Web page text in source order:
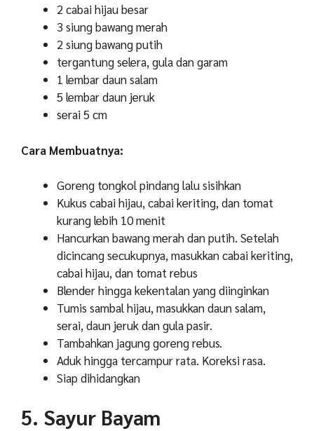
2 cabai hijau besar
3 siung bawang merah
2 siung bawang putih
tergantung selera, gula dan garam
1 lembar daun salam
5 lembar daun jeruk
serai 5 cm
Cara Membuatnya:
Goreng tongkol pindang lalu sisihkan
Kukus cabai hijau, cabai keriting, dan tomat
kurang lebih 10 menit
Hancurkan bawang merah dan putih. Setelah
dicincang secukupnya, masukkan cabai keriting,
cabai hijau, dan tomat rebus
Blender hingga kekentalan yang diinginkan
Tumis sambal hijau, masukkan daun salam,
serai, daun jeruk dan gula pasir.
Tambahkan jagung goreng rebus.
Aduk hingga tercampur rata. Koreksi rasa.
Siap dihidangkan
5. Sayur Bayam